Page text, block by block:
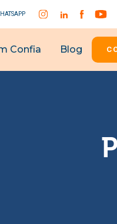
Confia Blog